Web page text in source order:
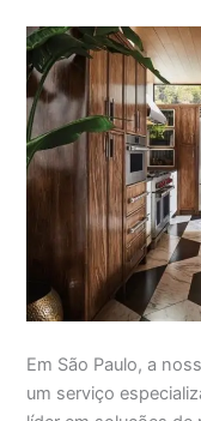
Em São Paulo, a
um serviço